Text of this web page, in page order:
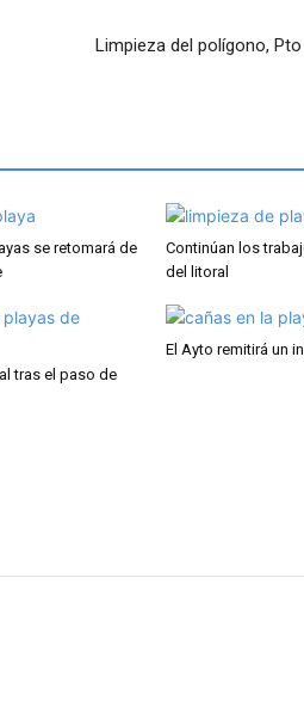
Limpieza del polígono,
se retomará de
Continúan los
del litoral
tras el paso de
El Ayto remitirá un